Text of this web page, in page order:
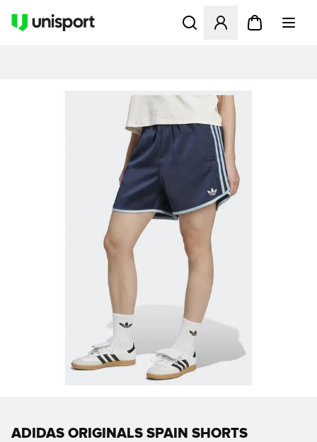
Åbner en Modal til at
ADIDAS ORIGINALS SPAIN SHORTS